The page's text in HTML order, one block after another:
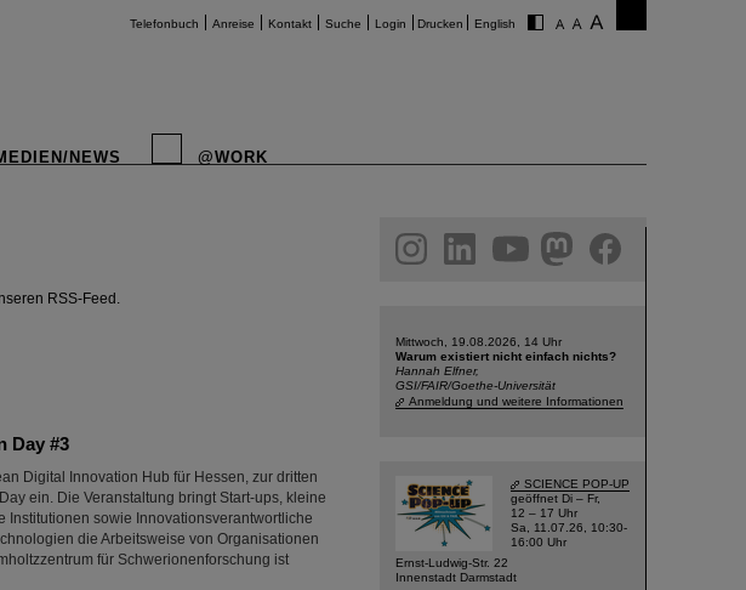
Telefonbuch Anreise Kontakt Suche Login Drucken English
NEWS @WORK
RSS-Feed.
Day #3
Digital Innovation Hub für Hessen, zur dritten
ein. Die Veranstaltung bringt Start-ups, kleine
Institutionen sowie Innovationsverantwortliche
die Arbeitsweise von Organisationen
für Schwerionenforschung ist
facebook
Mittwoch, 19.08.2026, 14 Uhr
Warum existiert nicht einfach nichts?
Hannah Elfner,
GSI/FAIR/Goethe-Universität
Anmeldung und weitere Informationen
SCIENCE POP-UP
geöffnet Di – Fr,
12 – 17 Uhr
Sa, 11.07.26, 10:30-
16:00 Uhr
Ernst-Ludwig-Str. 22
Innenstadt Darmstadt